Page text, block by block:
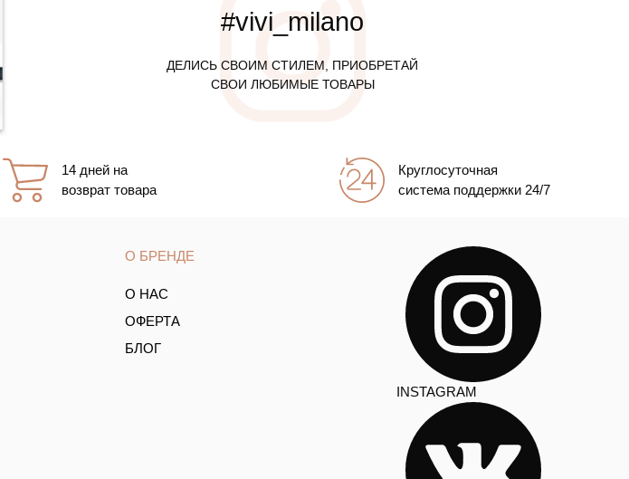
#vivi_milano
ДЕЛИСЬ СВОИМ СТИЛЕМ, ПРИОБРЕТАЙ
СВОИ ЛЮБИМЫЕ ТОВАРЫ
14 дней на
возврат товара
Круглосуточная
система поддержки 24/7
О БРЕНДЕ
О НАС
ОФЕРТА
БЛОГ
INSTAGRAM